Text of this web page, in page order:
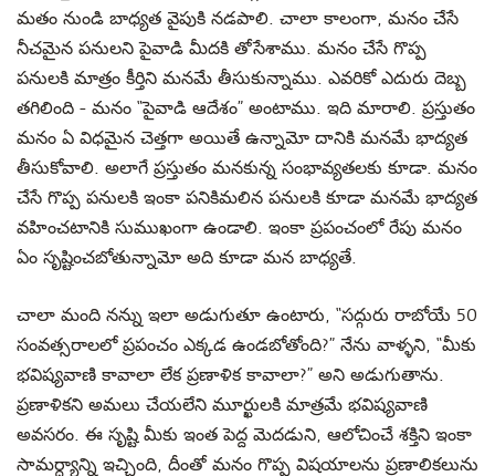
మతం నుండి బాధ్యత వైపుకి నడపాలి. చాలా కాలంగా, మనం చేసే
నీచమైన పనులని పైవాడి మీదకి తోసేశాము. మనం చేసే గొప్ప
పనులకి మాత్రం కీర్తిని మనమే తీసుకున్నాము. ఎవరికో ఎదురు దెబ్బ
తగిలింది - మనం “పైవాడి ఆదేశం” అంటాము. ఇది మారాలి. ప్రస్తుతం
మనం ఏ విధమైన చెత్తగా అయితే ఉన్నామో దానికి మనమే భాద్యత
తీసుకోవాలి. అలాగే ప్రస్తుతం మనకున్న సంభావ్యతలకు కూడా. మనం
చేసే గొప్ప పనులకి ఇంకా పనికిమలిన పనులకి కూడా మనమే భాద్యత
వహించటానికి సుముఖంగా ఉండాలి. ఇంకా ప్రపంచంలో రేపు మనం
ఏం సృష్టించబోతున్నామో అది కూడా మన బాధ్యతే.
చాలా మంది నన్ను ఇలా అడుగుతూ ఉంటారు, “సద్గురు రాబోయే 50
సంవత్సరాలలో ప్రపంచం ఎక్కడ ఉండబోతోంది?” నేను వాళ్ళని, “మీకు
భవిష్యవాణి కావాలా లేక ప్రణాళిక కావాలా?” అని అడుగుతాను.
ప్రణాళికని అమలు చేయలేని మూర్ఖులకి మాత్రమే భవిష్యవాణి
అవసరం. ఈ సృష్టి మీకు ఇంత పెద్ద మెదడుని, ఆలోచించే శక్తిని ఇంకా
సామర్ధ్యాన్ని ఇచ్చింది, దీంతో మనం గొప్ప విషయాలను ప్రణాలికలును